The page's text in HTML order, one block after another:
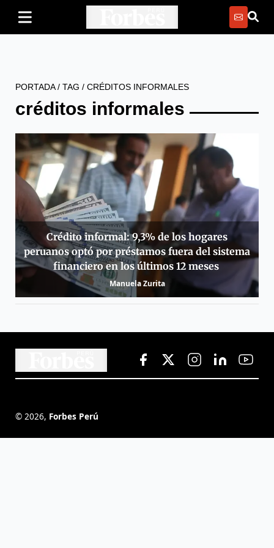
PORTADA/ TAG / CRÉDITOS INFORMALES
créditos informales
Crédito informal: 9,3% de los hogares
peruanos optó por préstamos fuera del sistema
financiero en los últimos 12 meses
Manuela Zurita
© 2026, Forbes Perú